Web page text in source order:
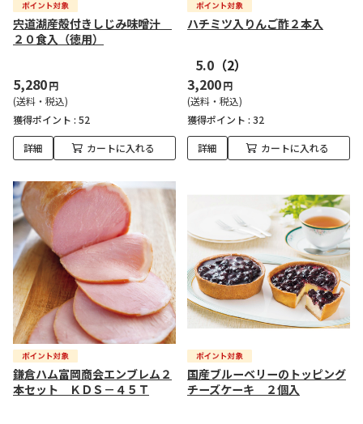
宍道湖産殻付きしじみ味噌汁
２０食入（徳用）
5,280円
(送料・税込)
獲得ポイント : 52
詳細 カートに入れる
ハチミツ入りんご酢２本入
5.0 （2）
3,200円
(送料・税込)
獲得ポイント : 32
詳細 カートに入れる
鎌倉ハム富岡商会エンブレム２
本セット ＫＤＳ－４５Ｔ
国産ブルーベリーのトッピング
チーズケーキ ２個入